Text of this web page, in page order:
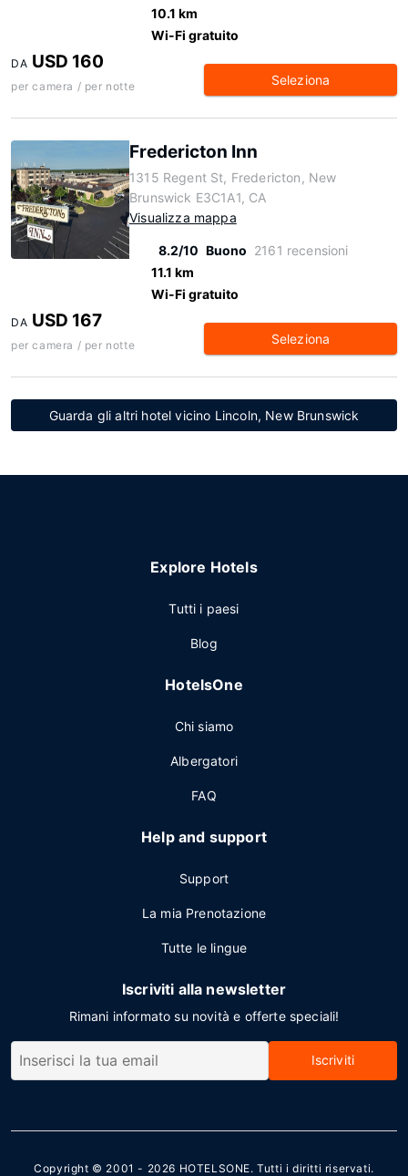
10.1 km
Wi-Fi gratuito
DA USD 160
per camera / per notte Seleziona
Fredericton Inn
1315 Regent St, Fredericton, New
Brunswick E3C1A1, CA
Visualizza mappa
8.2/10 Buono 2161 recensioni
11.1 km
Wi-Fi gratuito
DA USD 167
per camera / per notte Seleziona
Guarda gli altri hotel vicino Lincoln, New Brunswick
Explore Hotels
Tutti i paesi
Blog
HotelsOne
Chi siamo
Albergatori
FAQ
Help and support
Support
La mia Prenotazione
Tutte le lingue
Iscriviti alla newsletter
Rimani informato su novità e offerte speciali!
Iscriviti
Copyright © 2001 - 2026 HOTELSONE. Tutti i diritti riservati.